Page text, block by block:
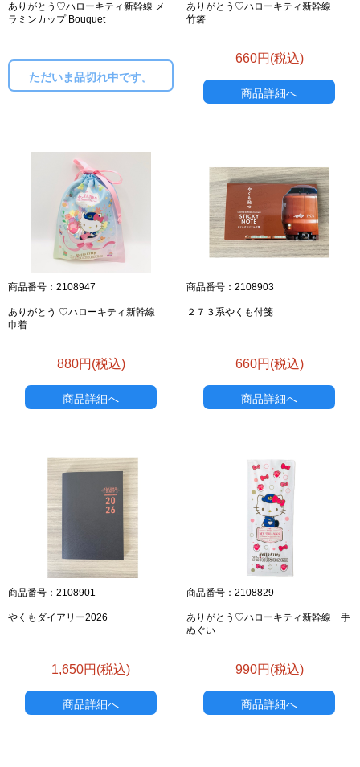
ありがとう♡ハローキティ新幹線 メ
ラミンカップ Bouquet
ただいま品切れ中です。
ありがとう♡ハローキティ新幹線
竹箸
660円(税込)
商品詳細へ
商品番号：2108947
ありがとう ♡ハローキティ新幹線
巾着
880円(税込)
商品詳細へ
商品番号：2108903
２７３系やくも付箋
660円(税込)
商品詳細へ
商品番号：2108901
やくもダイアリー2026
1,650円(税込)
商品詳細へ
商品番号：2108829
ありがとう♡ハローキティ新幹線 手
ぬぐい
990円(税込)
商品詳細へ